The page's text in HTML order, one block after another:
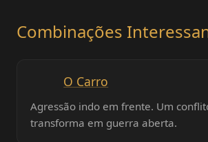
Combinações
O Carro
Agressão indo em frente. Um
transforma em guerra aberta.